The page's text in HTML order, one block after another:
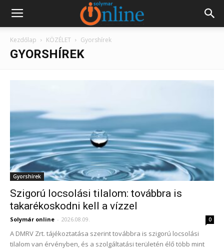
Kezdőlap KÖZÉLET Gyorshírek
GYORSHÍREK
Gyorshírek
Szigorú locsolási tilalom: továbbra is
takarékoskodni kell a vízzel
Solymár online - 2026.08.09. 0
A DMRV Zrt. tájékoztatása szerint továbbra is szigorú locsolási
tilalom van érvényben, és a szolgáltatási területén élő több mint